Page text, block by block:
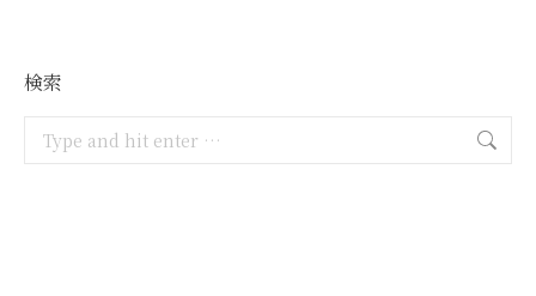
検索